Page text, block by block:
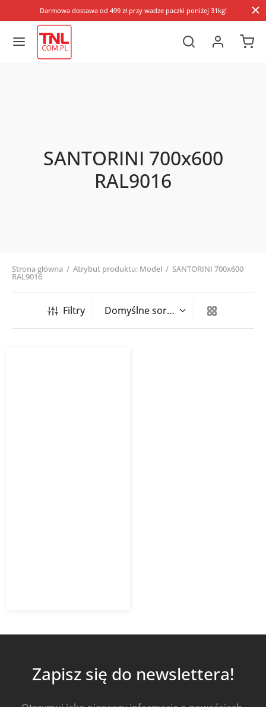
Darmowa dostawa od 499 zł przy wadze paczki poniżej 31kg!
SANTORINI 700x600
RAL9016
Strona główna / Atrybut produktu: Model / SANTORINI 700x600
RAL9016
Filtry
Zapisz się do newslettera!